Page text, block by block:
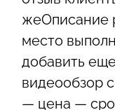
жеОписание
место
добавить
видеообзор
— цена —